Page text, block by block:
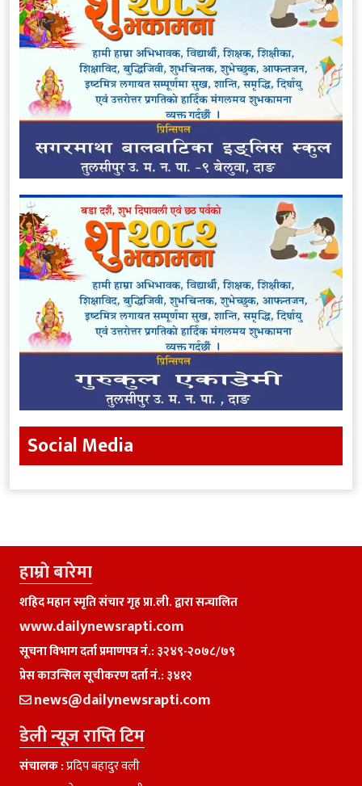
Social Media
हाम्राे बारेमा
शहिद महान स्मृति संचार गृह प्रा.ली. द्वारा सन्चालित
www.dailynewsrapti.com
सूचना विभाग दर्ता प्रमाणपत्र नं.: ३२४९-२०७८/७९
प्रेस काउन्सिल सूचीकरण दर्ता नं.: ३४१२
news@dailynewsrapti.com
डेली न्यूज राप्ति टिम
संचालक :प्रदिप बहादुर वली